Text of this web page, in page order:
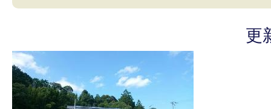
更